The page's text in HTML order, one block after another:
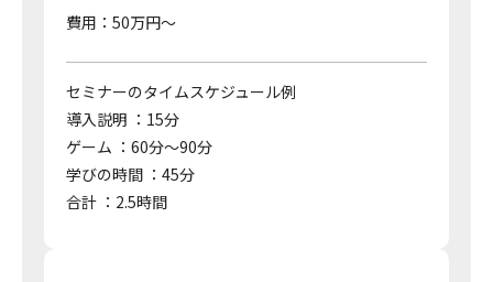
費用：50万円～
セミナーのタイムスケジュール例
導入説明 ：15分
ゲーム ：60分～90分
学びの時間 ：45分
合計 ：2.5時間